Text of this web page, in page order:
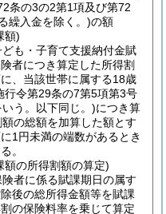
条の3の2第1項及び第72
繰入金を除く。)の額
額)
も・子育て支援納付金賦
者につき算定した所得割
、当該世帯に属する18歳
行令第29条の7第5項第3号
う。以下同じ。)につき算
の総額を加算した額とす
1円未満の端数があるとき
。
額の所得割額の算定)
者に係る賦課期日の属す
後の総所得金額等を賦課
の保険料率を乗じて算定